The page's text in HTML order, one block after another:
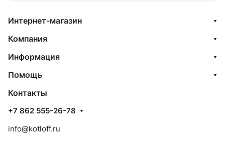
Интернет-магазин
Компания
Информация
Помощь
Контакты
+7 862 555-26-78
info@kotloff.ru